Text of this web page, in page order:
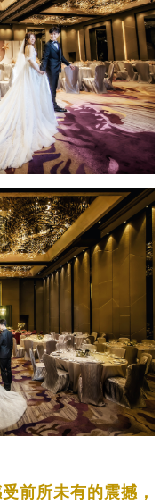
前所未有的震撼，